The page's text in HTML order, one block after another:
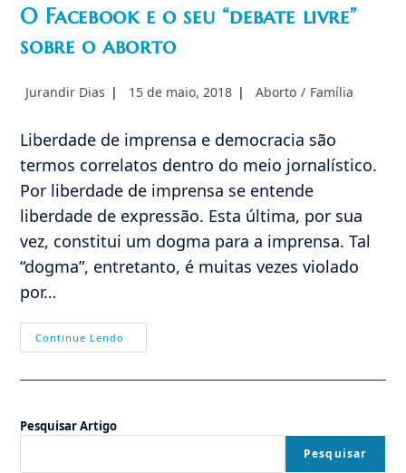
O Facebook e o seu “debate livre”
sobre o aborto
Autor
Jurandir Dias
Post
15 de maio, 2018
Categoria
Aborto / Família
Liberdade de imprensa e democracia são
termos correlatos dentro do meio jornalístico.
Por liberdade de imprensa se entende
liberdade de expressão. Esta última, por sua
vez, constitui um dogma para a imprensa. Tal
“dogma”, entretanto, é muitas vezes violado
por…
Continue Lendo
Facebook
O
Pesquisar Artigo
Pesquisar